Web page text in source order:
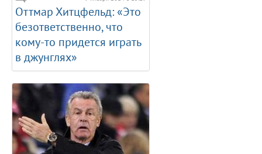
Оттмар Хитцфельд: «Это
безответственно, что
кому-то придется играть
в джунглях»